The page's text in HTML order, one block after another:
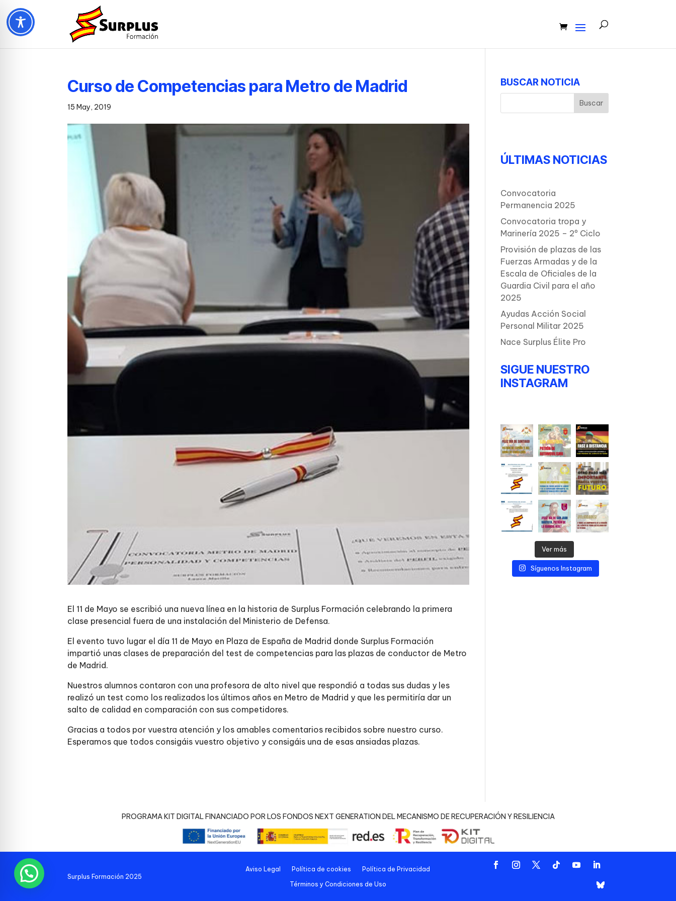
Curso de Competencias para Metro de Madrid
15 May, 2019
El 11 de Mayo se escribió una nueva línea en la historia de Surplus Formación celebrando la primera
clase presencial fuera de una instalación del Ministerio de Defensa.
El evento tuvo lugar el día 11 de Mayo en Plaza de España de Madrid donde Surplus Formación
impartió unas clases de preparación del test de competencias para las plazas de conductor de Metro
de Madrid.
Nuestros alumnos contaron con una profesora de alto nivel que respondió a todas sus dudas y les
realizó un test como los realizados los últimos años en Metro de Madrid y que les permitiría dar un
salto de calidad en comparación con sus competidores.
Gracias a todos por vuestra atención y los amables comentarios recibidos sobre nuestro curso.
Esperamos que todos consigáis vuestro objetivo y consigáis una de esas ansiadas plazas.
BUSCAR NOTICIA
ÚLTIMAS NOTICIAS
Convocatoria
Permanencia 2025
Convocatoria tropa y
Marinería 2025 – 2º Ciclo
Provisión de plazas de las
Fuerzas Armadas y de la
Escala de Oficiales de la
Guardia Civil para el año
2025
Ayudas Acción Social
Personal Militar 2025
Nace Surplus Élite Pro
SIGUE NUESTRO
INSTAGRAM
Ver más
Síguenos Instagram
PROGRAMA KIT DIGITAL FINANCIADO POR LOS FONDOS NEXT GENERATION DEL MECANISMO DE RECUPERACIÓN Y RESILIENCIA
Surplus Formación 2025
Aviso Legal Política de cookies
Política de Privacidad
Términos y Condiciones de Uso